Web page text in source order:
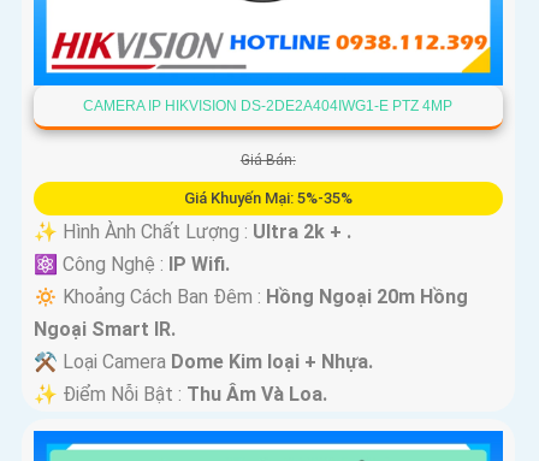
CAMERA IP HIKVISION DS-2DE2A404IWG1-E PTZ 4MP
Giá Bán:
Giá Khuyến Mại: 5%-35%
✨ Hình Ành Chất Lượng : Ultra 2k + .
⚛️ Công Nghệ : IP Wifi.
🔅 Khoảng Cách Ban Đêm : Hồng Ngoại 20m Hồng
Ngoại Smart IR.
⚒ Loại Camera Dome Kim loại + Nhựa.
️✨ Điểm Nỗi Bật : Thu Âm Và Loa.